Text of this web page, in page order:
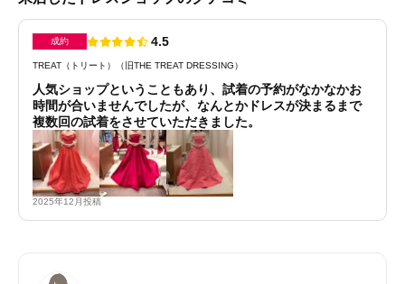
成約 4.5
TREAT（トリート）（旧THE TREAT DRESSING）
人気ショップということもあり、試着の予約がなかなかお
時間が合いませんでしたが、なんとかドレスが決まるまで
複数回の試着をさせていただきました。
2025年12月投稿